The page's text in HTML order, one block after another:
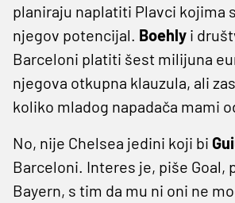
planiraju naplatiti Plavci kojima
njegov potencijal. Boehly i
Barceloni platiti šest milijuna
njegova otkupna klauzula, ali
koliko mladog napadača mami
No, nije Chelsea jedini koji bi
Barceloni. Interes je, piše Goal,
Bayern, s tim da mu ni oni ne